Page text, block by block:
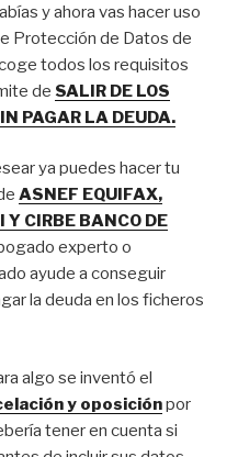
y ahora vas hacer uso
Protección de Datos de
todos los requisitos
de SALIR DE LOS
PAGAR LA DEUDA.
ya puedes hacer tu
ASNEF EQUIFAX,
Y CIRBE BANCO DE
experto o
ayude a conseguir
la deuda en los ficheros
algo se inventó el
y oposiciónpor
tener en cuenta si